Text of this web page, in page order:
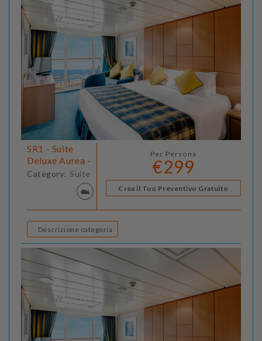
SR1 - Suite
Deluxe Aurea -
Category: Suite
Per Persona
€299
Crea il Tuo Preventivo Gratuito
Descrizione categoria